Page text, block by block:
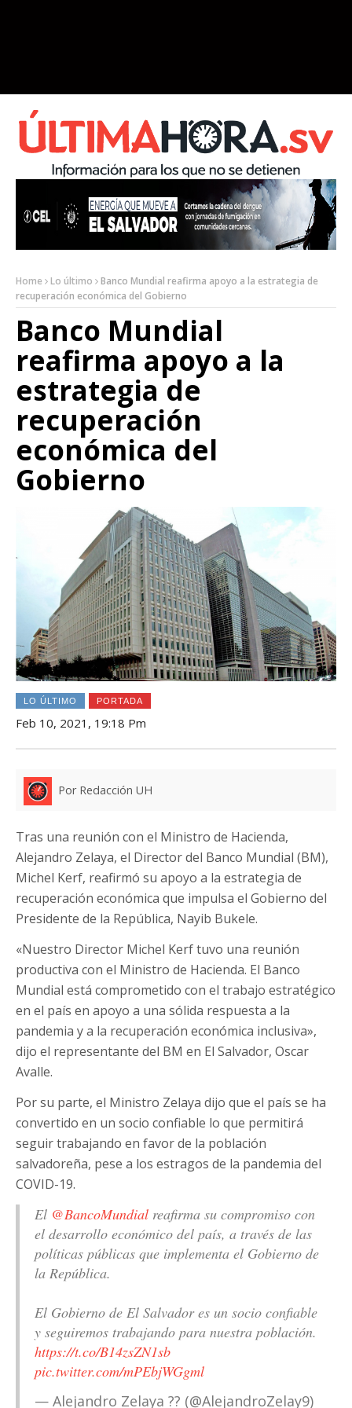
Home Lo último
Banco Mundial reafirma apoyo a la estrategia de
recuperación económica del Gobierno
Banco Mundial
reafirma apoyo a la
estrategia de
recuperación
económica del
Gobierno
LO ÚLTIMO PORTADA
Feb 10, 2021, 19:18 Pm
Por Redacción UH
Tras una reunión con el Ministro de Hacienda,
Alejandro Zelaya, el Director del Banco Mundial (BM),
Michel Kerf, reafirmó su apoyo a la estrategia de
recuperación económica que impulsa el Gobierno del
Presidente de la República, Nayib Bukele.
«Nuestro Director Michel Kerf tuvo una reunión
productiva con el Ministro de Hacienda. El Banco
Mundial está comprometido con el trabajo estratégico
en el país en apoyo a una sólida respuesta a la
pandemia y a la recuperación económica inclusiva»,
dijo el representante del BM en El Salvador, Oscar
Avalle.
Por su parte, el Ministro Zelaya dijo que el país se ha
convertido en un socio confiable lo que permitirá
seguir trabajando en favor de la población
salvadoreña, pese a los estragos de la pandemia del
COVID-19.
El @BancoMundial reafirma su compromiso con
el desarrollo económico del país, a través de las
políticas públicas que implementa el Gobierno de
la República.
El Gobierno de El Salvador es un socio confiable
y seguiremos trabajando para nuestra población.
https://t.co/B14zsZN1sb
pic.twitter.com/mPEbjWGgml
— Alejandro Zelaya ?? (@AlejandroZelay9)